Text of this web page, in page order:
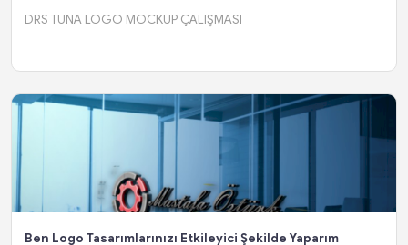
DRS TUNA LOGO MOCKUP ÇALIŞMASI
Ben Logo Tasarımlarınızı Etkileyici Şekilde Yaparım